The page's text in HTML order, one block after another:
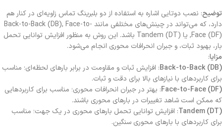
توضیح: نصب دوتایی اشاره به استفاده از دو بلبرینگ تماس زاویه‌ای در کنار هم
دارد، که می‌تواند در چینش‌های مختلفی مانند Back-to-Back (DB), Face-to-
Face (DF), یا Tandem (DT) باشد. این روش به منظور افزایش توانایی تحمل
بار، بهبود ثبات، و جبران انحرافات محوری انجام می‌شود.
مزایا:
Back-to-Back (DB): افزایش ثبات و مقاومت در برابر بارهای لحظه‌ای؛ مناسب
برای کاربردهای با نیازهای بالا برای دقت و ثبات.
Face-to-Face (DF): بهتر در جبران انحرافات محوری؛ مناسب برای کاربردهایی
که ممکن است شاهد تغییرات در بارهای محوری باشند.
Tandem (DT): افزایش توانایی تحمل بارهای محوری در یک جهت؛ مناسب
برای کاربردهای با بارهای محوری سنگین.